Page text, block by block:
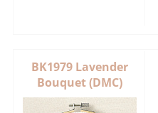
BK1979 Lavender
Bouquet (DMC)